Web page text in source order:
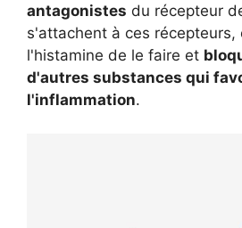
antagonistes du récepteur
s'attachent à ces récepteurs,
l'histamine de le faire et
d'autres substances qui
l'inflammation.